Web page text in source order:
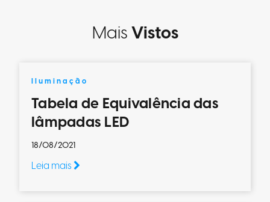
MaisVistos
Iluminação
Tabela de Equivalência das
lâmpadas LED
18/08/2021
Leia mais